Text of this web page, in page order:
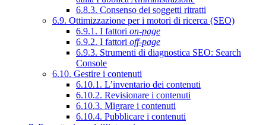
6.8.3. Consenso dei soggetti ritratti
6.9. Ottimizzazione per i motori di ricerca (SEO)
6.9.1. I fattori on-page
6.9.2. I fattori off-page
6.9.3. Strumenti di diagnostica SEO: Search
Console
6.10. Gestire i contenuti
6.10.1. L’inventario dei contenuti
6.10.2. Revisionare i contenuti
6.10.3. Migrare i contenuti
6.10.4. Pubblicare i contenuti